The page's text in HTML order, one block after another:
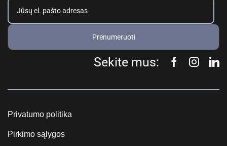
Prenumeruoti
Sekite mus:
Privatumo politika
Pirkimo sąlygos